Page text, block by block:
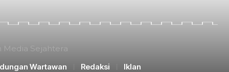
Media Sejahtera
Wartawan Redaksi Iklan